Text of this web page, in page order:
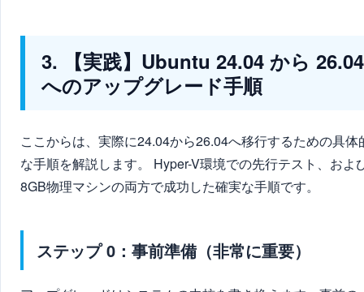
3. 【実践】Ubuntu 24.04 から 26.04
へのアップグレード手順
ここからは、実際に24.04から26.04へ移行するための具体
な手順を解説します。 Hyper-V環境での先行テスト、およ
8GB物理マシンの両方で成功した確実な手順です。
ステップ 0：事前準備（非常に重要）